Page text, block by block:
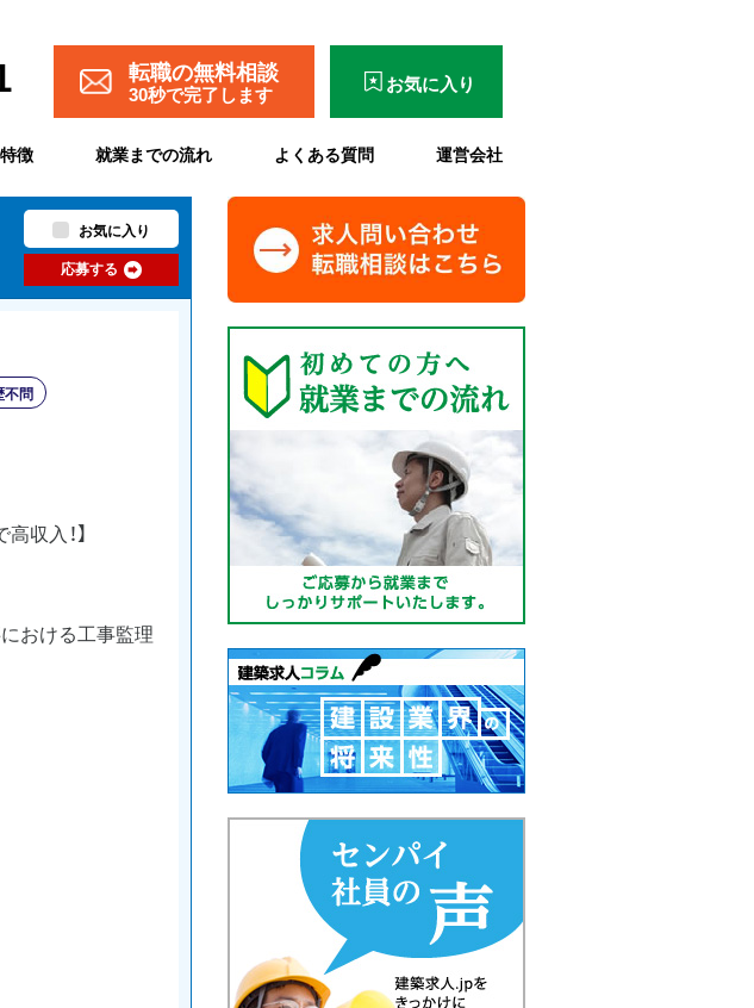
転職の無料相談
30秒で完了します お気に入り
徴 就業までの流れ よくある質問 運営会社
お気に入り
応募する
不問
収入！】
おける工事監理